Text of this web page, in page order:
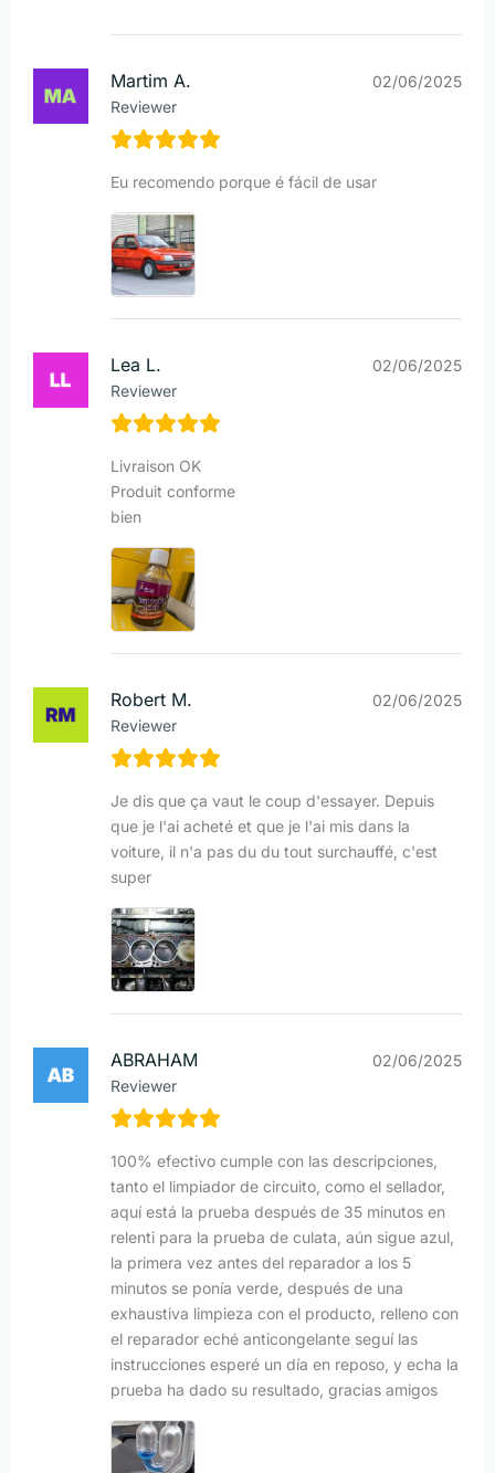
Martim A.
Reviewer
02/06/2025
Eu recomendo porque é fácil de usar
Lea L.
Reviewer
02/06/2025
Livraison OK
Produit conforme
bien
Robert M.
Reviewer
02/06/2025
Je dis que ça vaut le coup d'essayer. Depuis
que je l'ai acheté et que je l'ai mis dans la
voiture, il n'a pas du du tout surchauffé, c'est
super
ABRAHAM
Reviewer
02/06/2025
100% efectivo cumple con las descripciones,
tanto el limpiador de circuito, como el sellador,
aquí está la prueba después de 35 minutos en
relenti para la prueba de culata, aún sigue azul,
la primera vez antes del reparador a los 5
minutos se ponía verde, después de una
exhaustiva limpieza con el producto, relleno con
el reparador eché anticongelante seguí las
instrucciones esperé un día en reposo, y echa la
prueba ha dado su resultado, gracias amigos